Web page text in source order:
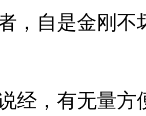
，自是金刚
经，有无量